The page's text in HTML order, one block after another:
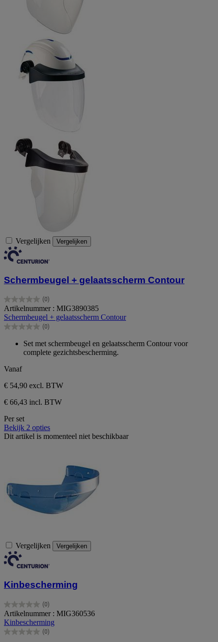
Vergelijken Vergelijken
Schermbeugel + gelaatsscherm Contour
(0)
0.0
van
de
5
Artikelnummer : MIG3890385
Schermbeugel + gelaatsscherm Contour
(0)
0.0
sterren.
Set met schermbeugel en gelaatsscherm Contour voor
complete gezichtsbescherming.
Vanaf
€ 54,90 excl. BTW
€ 66,43 incl. BTW
Per set
Bekijk 2 opties
Dit artikel is momenteel niet beschikbaar
Vergelijken Vergelijken
Kinbescherming
(0)
0.0
van
de
5
Artikelnummer : MIG360536
Kinbescherming
(0)
0.0